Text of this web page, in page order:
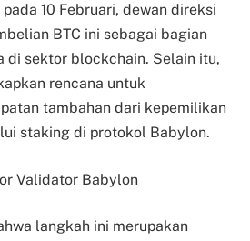
10 Februari, dewan direksi
BTC ini sebagai bagian
di sektor blockchain. Selain itu,
rencana untuk
tambahan dari kepemilikan
staking di protokol Babylon.
Validator Babylon
langkah ini merupakan